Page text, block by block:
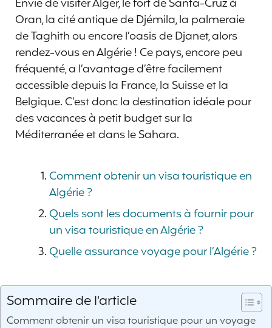
Envie de visiter Alger, le fort de Santa-Cruz à
Oran, la cité antique de Djémila, la palmeraie
de Taghith ou encore l’oasis de Djanet, alors
rendez-vous en Algérie ! Ce pays, encore peu
fréquenté, a l’avantage d’être facilement
accessible depuis la France, la Suisse et la
Belgique. C’est donc la destination idéale pour
des vacances à petit budget sur la
Méditerranée et dans le Sahara.
Comment obtenir un visa touristique en
Algérie ?
Quels sont les documents à fournir pour
un visa touristique en Algérie ?
Quelle assurance voyage pour l’Algérie ?
Sommaire de l'article
Comment obtenir un visa touristique pour un voyage